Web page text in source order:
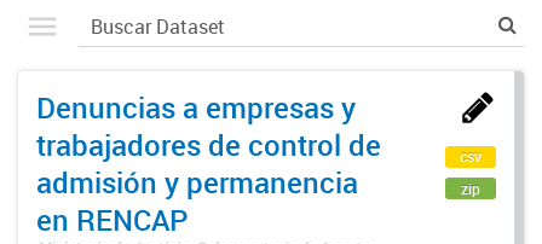
Denuncias a empresas y
trabajadores de control de
admisión y permanencia
en RENCAP
csv
zip